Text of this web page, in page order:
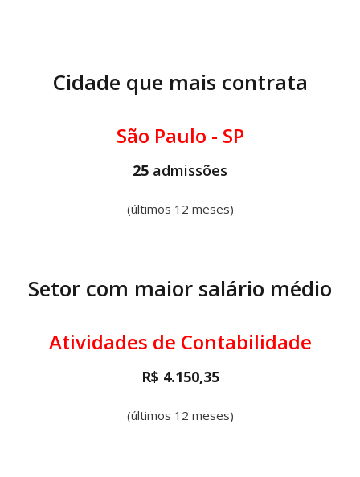
Cidade que mais contrata
São Paulo - SP
25 admissões
(últimos 12 meses)
Setor com maior salário médio
Atividades de Contabilidade
R$ 4.150,35
(últimos 12 meses)